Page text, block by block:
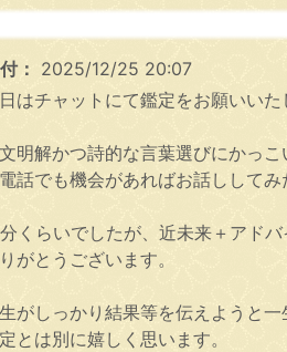
：
2025/12/25 20:07
はチャットにて鑑定をお願いいた
明解かつ詩的な言葉選びにかっこ
話でも機会があればお話ししてみ
くらいでしたが、近未来＋アドバ
がとうございます。
がしっかり結果等を伝えようと
とは別に嬉しく思います。